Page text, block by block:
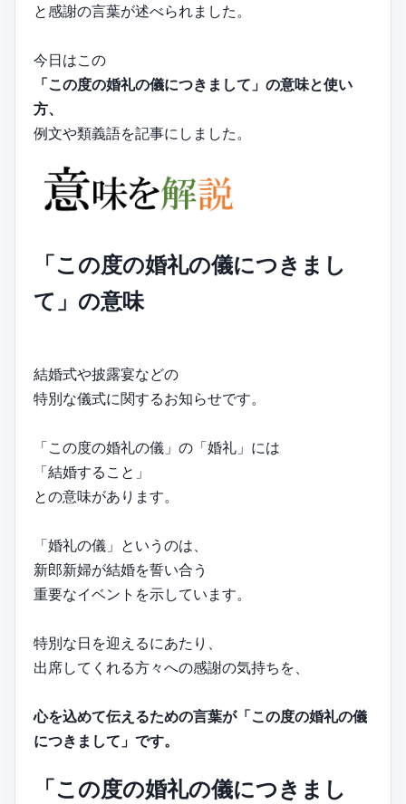
と感謝の言葉が述べられました。
今日はこの
「この度の婚礼の儀につきまして」の意味と使い
方、
例文や類義語を記事にしました。
「この度の婚礼の儀につきまし
て」の意味
結婚式や披露宴などの
特別な儀式に関するお知らせです。
「この度の婚礼の儀」の「婚礼」には
「結婚すること」
との意味があります。
「婚礼の儀」というのは、
新郎新婦が結婚を誓い合う
重要なイベントを示しています。
特別な日を迎えるにあたり、
出席してくれる方々への感謝の気持ちを、
心を込めて伝えるための言葉が「この度の婚礼の儀
につきまして」です。
「この度の婚礼の儀につきまし